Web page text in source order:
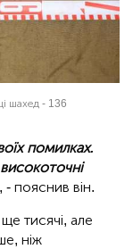
шахед - 136
помилках.
- пояснив він.
тисячі, але
ніж